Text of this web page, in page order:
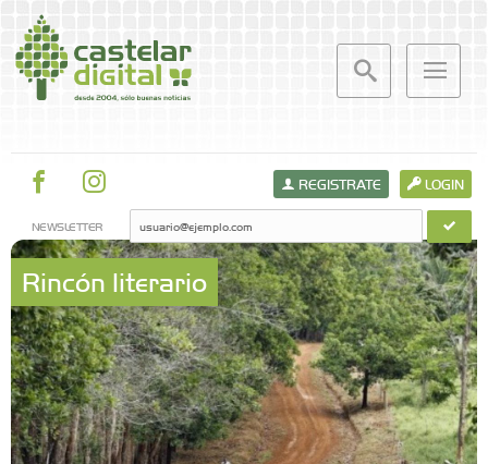
LOGIN
REGISTRATE
NEWSLETTER
Rincón literario